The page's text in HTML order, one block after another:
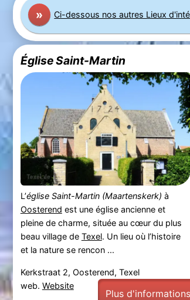
» Ci-dessous nos autres Lieux
Église Saint-Martin
L’église Saint-Martin (Maartenskerk) à
Oosterend est une église ancienne et
pleine de charme, située au cœur du plus
beau village de Texel. Un lieu où l’histoire
et la nature se rencon ...
Kerkstraat 2, Oosterend, Texel
web. Website
Plus d'informations